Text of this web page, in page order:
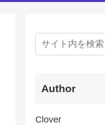
Author
Clover